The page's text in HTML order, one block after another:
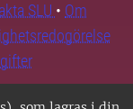
SLU • Om